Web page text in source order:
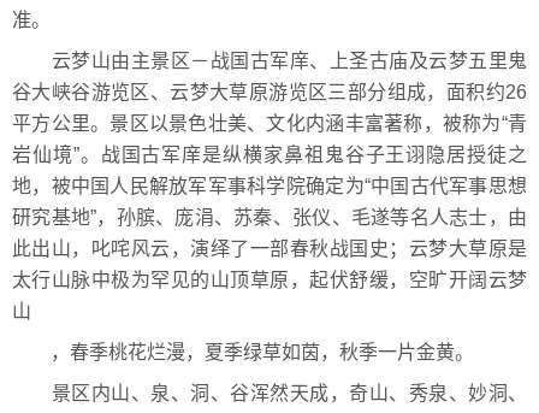
准。
云梦山由主景区－战国古军庠、上圣古庙及云梦五里鬼
谷大峡谷游览区、云梦大草原游览区三部分组成，面积约26
平方公里。景区以景色壮美、文化内涵丰富著称，被称为“青
岩仙境”。战国古军庠是纵横家鼻祖鬼谷子王诩隐居授徒之
地，被中国人民解放军军事科学院确定为“中国古代军事思想
研究基地”，孙膑、庞涓、苏秦、张仪、毛遂等名人志士，由
此出山，叱咤风云，演绎了一部春秋战国史；云梦大草原是
太行山脉中极为罕见的山顶草原，起伏舒缓，空旷开阔云梦
山
，春季桃花烂漫，夏季绿草如茵，秋季一片金黄。
景区内山、泉、洞、谷浑然天成，奇山、秀泉、妙洞、